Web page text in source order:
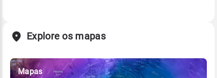
Explore os mapas
Mapas